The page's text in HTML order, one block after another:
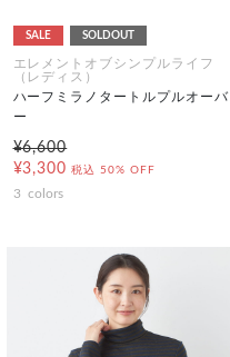
SALE SOLDOUT
エレメントオブシンプルライフ
（レディス）
ハーフミラノタートルプルオーバ
ー
¥6,600
¥3,300 税込 50% OFF
3 colors